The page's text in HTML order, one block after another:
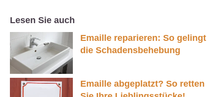
Lesen Sie auch
Emaille reparieren: So gelingt
die Schadensbehebung
Emaille abgeplatzt? So retten